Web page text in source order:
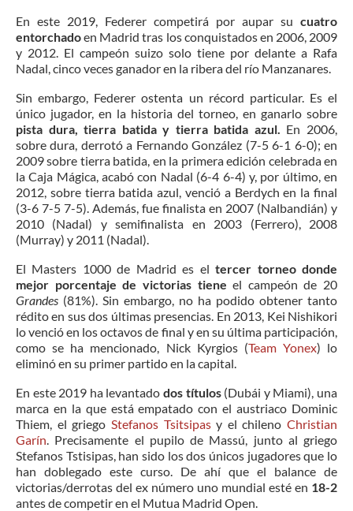
En este 2019, Federer competirá por aupar su cuatro
entorchadoen Madrid tras los conquistados en 2006, 2009
y 2012. El campeón suizo solo tiene por delante a Rafa
Nadal, cinco veces ganador en la ribera del río Manzanares.
Sin embargo, Federer ostenta un récord particular. Es el
único jugador, en la historia del torneo, en ganarlo sobre
pista dura, tierra batida y tierra batida azul. En 2006,
sobre dura, derrotó a Fernando González (7-5 6-1 6-0); en
2009 sobre tierra batida, en la primera edición celebrada en
la Caja Mágica, acabó con Nadal (6-4 6-4) y, por último, en
2012, sobre tierra batida azul, venció a Berdych en la final
(3-6 7-5 7-5). Además, fue finalista en 2007 (Nalbandián) y
2010 (Nadal) y semifinalista en 2003 (Ferrero), 2008
(Murray) y 2011 (Nadal).
El Masters 1000 de Madrid es eltercer torneo donde
mejor porcentaje de victorias tiene el campeón de 20
Grandes (81%). Sin embargo, no ha podido obtener tanto
rédito en sus dos últimas presencias. En 2013, Kei Nishikori
lo venció en los octavos de final y en su última participación,
como se ha mencionado, Nick Kyrgios (Team Yonex) lo
eliminó en su primer partido en la capital.
En este 2019 ha levantado dos títulos(Dubái y Miami), una
marca en la que está empatado con el austriaco Dominic
Thiem, el griego Stefanos Tsitsipasy el chileno Christian
Garín. Precisamente el pupilo de Massú, junto al griego
Stefanos Tstisipas, han sido los dos únicos jugadores que lo
han doblegado este curso. De ahí que el balance de
victorias/derrotas del ex número uno mundial esté en 18-2
antes de competir en el Mutua Madrid Open.